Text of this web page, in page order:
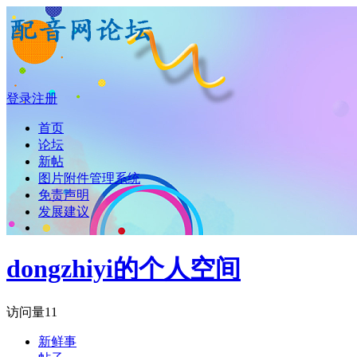
登录注册
首页
论坛
新帖
图片附件管理系统
免责声明
发展建议
dongzhiyi的个人空间
访问量11
新鲜事